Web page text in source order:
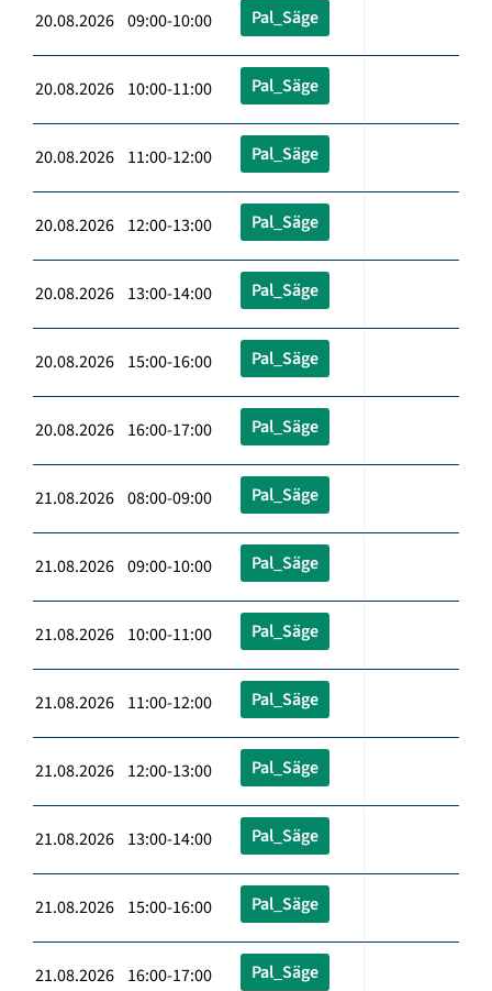
20.08.2026 09:00-10:00 Pal_Säge
20.08.2026 10:00-11:00 Pal_Säge
20.08.2026 11:00-12:00 Pal_Säge
20.08.2026 12:00-13:00 Pal_Säge
20.08.2026 13:00-14:00 Pal_Säge
20.08.2026 15:00-16:00 Pal_Säge
20.08.2026 16:00-17:00 Pal_Säge
21.08.2026 08:00-09:00 Pal_Säge
21.08.2026 09:00-10:00 Pal_Säge
21.08.2026 10:00-11:00 Pal_Säge
21.08.2026 11:00-12:00 Pal_Säge
21.08.2026 12:00-13:00 Pal_Säge
21.08.2026 13:00-14:00 Pal_Säge
21.08.2026 15:00-16:00 Pal_Säge
21.08.2026 16:00-17:00 Pal_Säge